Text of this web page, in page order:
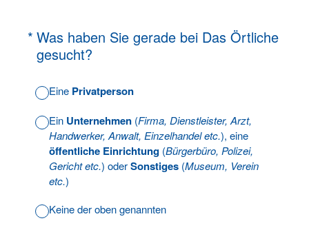
* Was haben Sie gerade bei Das Örtliche
gesucht?
(Erforderlich.)
Eine Privatperson
Ein Unternehmen (Firma, Dienstleister, Arzt,
Handwerker, Anwalt, Einzelhandel etc.), eine
öffentliche Einrichtung (Bürgerbüro, Polizei,
Gericht etc.) oderSonstiges (Museum, Verein
etc.)
Keine der oben genannten